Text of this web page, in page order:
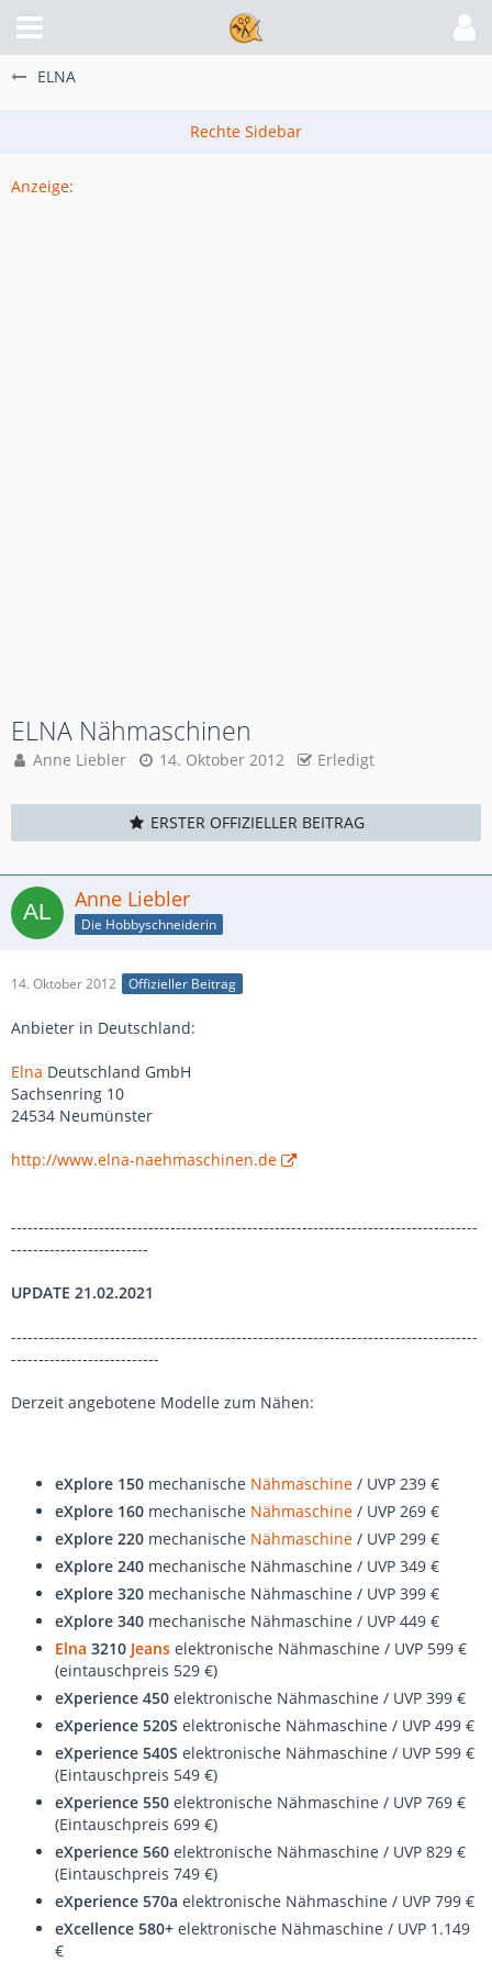
ELNA
Anzeige:
ELNA Nähmaschinen
Anne Liebler 14. Oktober 2012 Erledigt
ERSTER OFFIZIELLER BEITRAG
Anne Liebler
Die Hobbyschneiderin
14. Oktober 2012 Offizieller Beitrag
Anbieter in Deutschland:
Elna Deutschland GmbH
Sachsenring 10
24534 Neumünster
http://www.elna-naehmaschinen.de
-------------------------------------------------------------------------------------
-------------------------
UPDATE 21.02.2021
-------------------------------------------------------------------------------------
---------------------------
Derzeit angebotene Modelle zum Nähen:
eXplore 150 mechanische Nähmaschine / UVP 239 €
eXplore 160 mechanische Nähmaschine / UVP 269 €
eXplore 220 mechanische Nähmaschine / UVP 299 €
eXplore 240 mechanische Nähmaschine / UVP 349 €
eXplore 320 mechanische Nähmaschine / UVP 399 €
eXplore 340 mechanische Nähmaschine / UVP 449 €
Elna 3210 Jeans elektronische Nähmaschine / UVP 599 €
(eintauschpreis 529 €)
eXperience 450 elektronische Nähmaschine / UVP 399 €
eXperience 520S elektronische Nähmaschine / UVP 499 €
eXperience 540S elektronische Nähmaschine / UVP 599 €
(Eintauschpreis 549 €)
eXperience 550 elektronische Nähmaschine / UVP 769 €
(Eintauschpreis 699 €)
eXperience 560 elektronische Nähmaschine / UVP 829 €
(Eintauschpreis 749 €)
eXperience 570a elektronische Nähmaschine / UVP 799 €
eXcellence 580+ elektronische Nähmaschine / UVP 1.149
€